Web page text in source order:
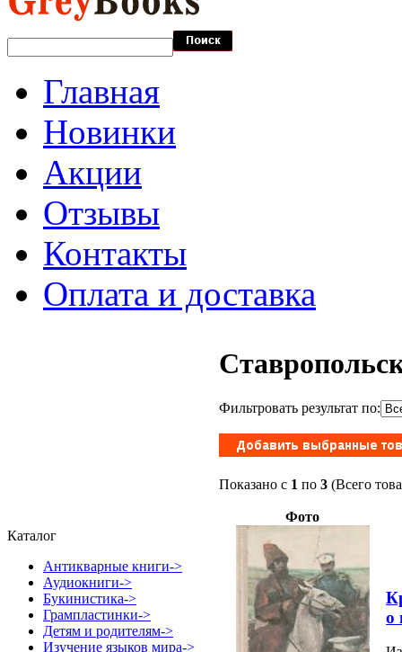
Главная
Новинки
Акции
Отзывы
Контакты
Оплата и доставка
Каталог
Антикварные книги->
Аудиокниги->
Букинистика->
Грампластинки->
Детям и родителям->
Изучение языков мира->
Фильтровать результат по:
Показано с 1 по 3 (Всего
Фото
о